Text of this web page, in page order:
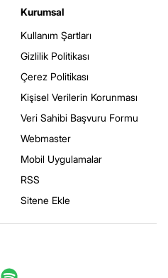
Kurumsal
Kullanım Şartları
Gizlilik Politikası
Çerez Politikası
Kişisel Verilerin Korunması
Veri Sahibi Başvuru Formu
Webmaster
Mobil Uygulamalar
RSS
Sitene Ekle